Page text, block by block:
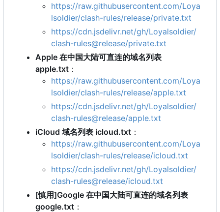
https://raw.githubusercontent.com/Loya
lsoldier/clash-rules/release/private.txt
https://cdn.jsdelivr.net/gh/Loyalsoldier/
clash-rules@release/private.txt
Apple 在中国大陆可直连的域名列表
apple.txt ：
https://raw.githubusercontent.com/Loya
lsoldier/clash-rules/release/apple.txt
https://cdn.jsdelivr.net/gh/Loyalsoldier/
clash-rules@release/apple.txt
iCloud 域名列表 icloud.txt ：
https://raw.githubusercontent.com/Loya
lsoldier/clash-rules/release/icloud.txt
https://cdn.jsdelivr.net/gh/Loyalsoldier/
clash-rules@release/icloud.txt
[慎用]Google 在中国大陆可直连的域名列表
google.txt ：